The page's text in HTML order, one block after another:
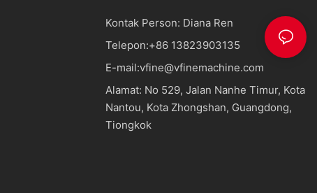
Kontak Person: Diana Ren
Telepon:+86 13823903135
E-mail:vfine@vfinemachine.com
Alamat: No 529, Jalan Nanhe Timur, Kota
Nantou, Kota Zhongshan, Guangdong,
Tiongkok